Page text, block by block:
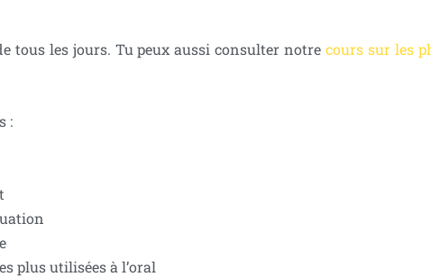
tous les jours. Tu peux aussi consulter notre cours sur les
:
plus utilisées à l’oral